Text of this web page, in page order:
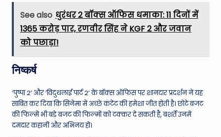
See also धुरंधर 2 बॉक्स ऑफिस धमाका: 11 दिनों में
1365 करोड़ पार, रणवीर सिंह ने KGF 2 और जवान
को पछाड़ा!
निष्कर्ष
‘पुष्पा 2’ और ‘विदुथलाई पार्ट 2’ के बॉक्स ऑफिस पर शानदार प्रदर्शन ने यह
साबित कर दिया कि सिनेमा में अच्छे कंटेंट की हमेशा जीत होती है। छोटे बजट
की फिल्में भी बड़े बजट की फिल्मों को टक्कर दे सकती हैं, बशर्ते उनमें
दमदार कहानी और अभिनय हो।